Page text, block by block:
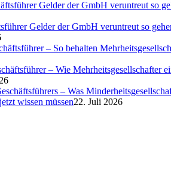
Gelder der GmbH veruntreut so
wissen müssen22. Juli 2026